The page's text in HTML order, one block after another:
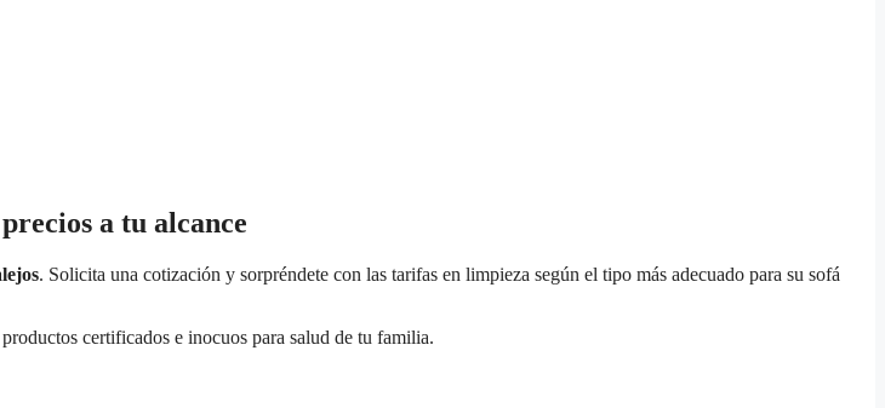
a tu alcance
. Solicita una cotización y sorpréndete con las tarifas en limpieza según el tipo más adecuado para su sofá
certificados e inocuos para salud de tu familia.